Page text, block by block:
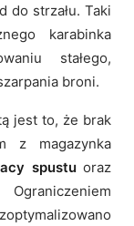
do strzału. Taki
karabinka
stałego,
broni.
jest to, że brak
z magazynka
spustuoraz